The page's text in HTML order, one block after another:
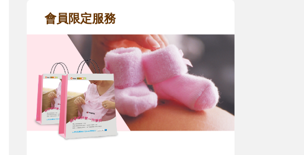
會員限定服務